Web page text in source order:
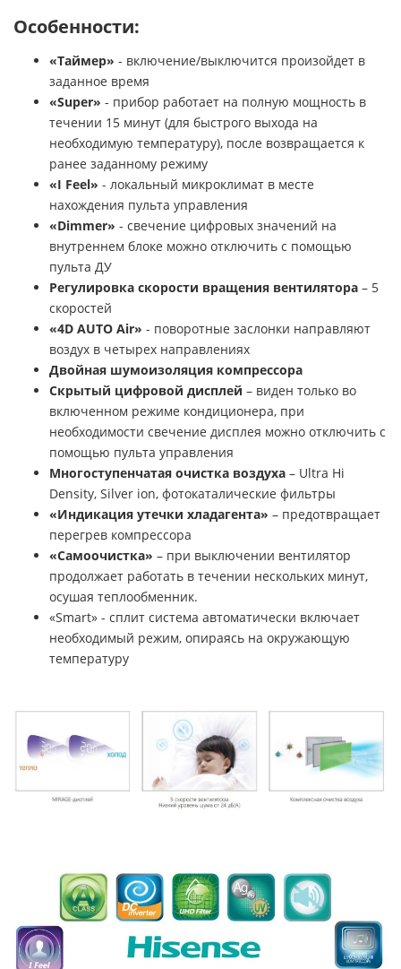
Особенности:
«Таймер» - включение/выключится произойдет в
заданное время
«Super» - прибор работает на полную мощность в
течении 15 минут (для быстрого выхода на
необходимую температуру), после возвращается к
ранее заданному режиму
«I Feel» - локальный микроклимат в месте
нахождения пульта управления
«Dimmer» - свечение цифровых значений на
внутреннем блоке можно отключить с помощью
пульта ДУ
Регулировка скорости вращения вентилятора – 5
скоростей
«4D AUTO Air» - поворотные заслонки направляют
воздух в четырех направлениях
Двойная шумоизоляция компрессора
Скрытый цифровой дисплей – виден только во
включенном режиме кондиционера, при
необходимости свечение дисплея можно отключить с
помощью пульта управления
Многоступенчатая очистка воздуха – Ultra Hi
Density, Silver ion, фотокаталические фильтры
«Индикация утечки хладагента» – предотвращает
перегрев компрессора
«Самоочистка» – при выключении вентилятор
продолжает работать в течении нескольких минут,
осушая теплообменник.
«Smart» - сплит система автоматически включает
необходимый режим, опираясь на окружающую
температуру